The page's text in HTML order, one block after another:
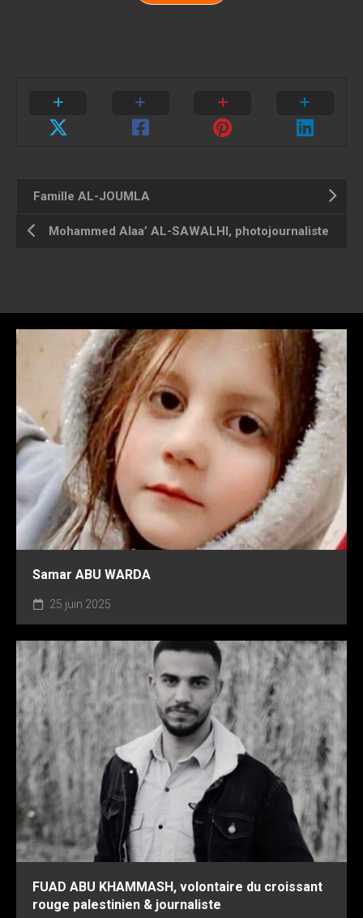
Famille AL-JOUMLA
Mohammed Alaa’ AL-SAWALHI, photojournaliste
Samar ABU WARDA
25 juin 2025
FUAD ABU KHAMMASH, volontaire du croissant
rouge palestinien & journaliste